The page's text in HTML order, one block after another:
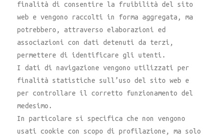
finalità di consentire la fruibilità del sito
web e vengono raccolti in forma aggregata, ma
potrebbero, attraverso elaborazioni ed
associazioni con dati detenuti da terzi,
permettere di identificare gli utenti.
I dati di navigazione vengono utilizzati per
finalità statistiche sull’uso del sito web e
per controllare il corretto funzionamento del
medesimo.
In particolare si specifica che non vengono
usati cookie con scopo di profilazione, ma solo